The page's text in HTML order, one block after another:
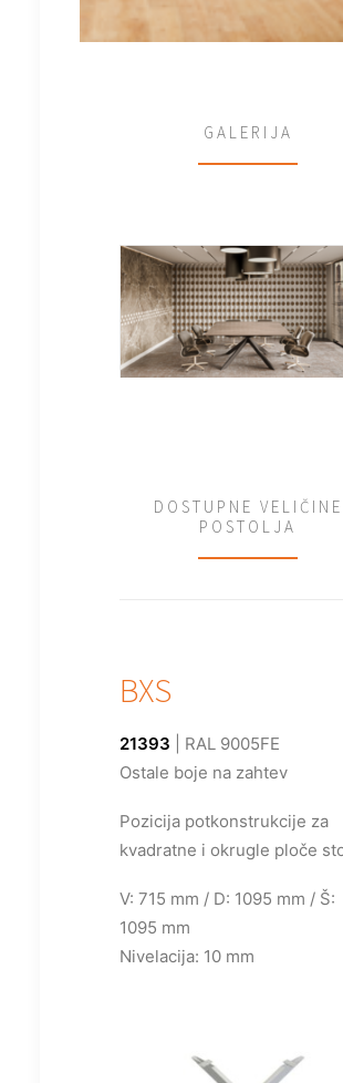
GALERIJA
DOSTUPNE VELIČINE
POSTOLJA
BXS
21393
| RAL 9005FE
Ostale boje na zahtev
Pozicija potkonstrukcije za
kvadratne i okrugle ploče
V: 715 mm / D: 1095 mm / Š:
1095 mm
Nivelacija: 10 mm